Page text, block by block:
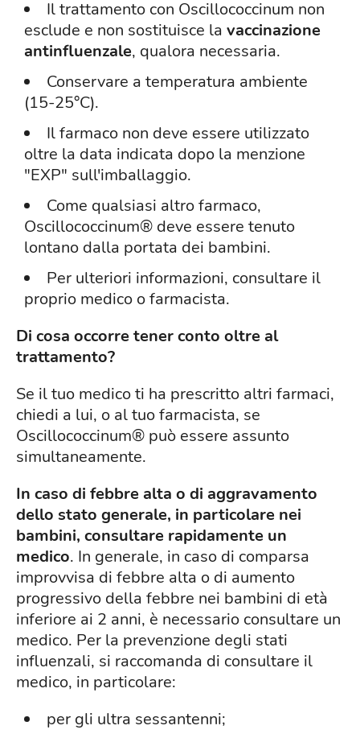
Il trattamento con Oscillococcinum non
esclude e non sostituisce la vaccinazione
antinfluenzale, qualora necessaria.
Conservare a temperatura ambiente
(15-25°C).
Il farmaco non deve essere utilizzato
oltre la data indicata dopo la menzione
"EXP" sull'imballaggio.
Come qualsiasi altro farmaco,
Oscillococcinum® deve essere tenuto
lontano dalla portata dei bambini.
Per ulteriori informazioni, consultare il
proprio medico o farmacista.
Di cosa occorre tener conto oltre al
trattamento?
Se il tuo medico ti ha prescritto altri farmaci,
chiedi a lui, o al tuo farmacista, se
Oscillococcinum® può essere assunto
simultaneamente.
In caso di febbre alta o di aggravamento
dello stato generale, in particolare nei
bambini, consultare rapidamente un
medico. In generale, in caso di comparsa
improvvisa di febbre alta o di aumento
progressivo della febbre nei bambini di età
inferiore ai 2 anni, è necessario consultare un
medico. Per la prevenzione degli stati
influenzali, si raccomanda di consultare il
medico, in particolare:
per gli ultra sessantenni;